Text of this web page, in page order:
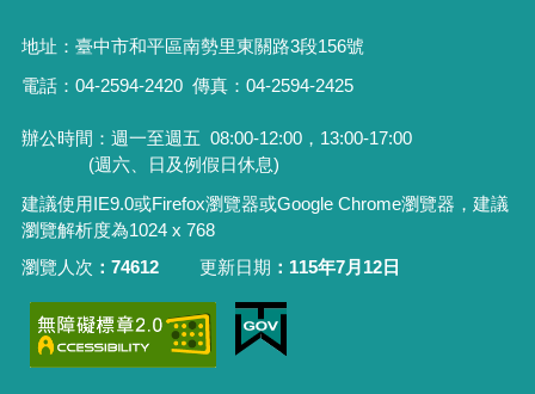
地址： 臺中市和平區南勢里東關路3段156號
電話：04-2594-2420 傳真：04-2594-2425
辦公時間：週一至週五 08:00-12:00，13:00-17:00
(週六、日及例假日休息)
建議使用IE9.0或Firefox瀏覽器或Google Chrome瀏覽器，建議
瀏覽解析度為1024 x 768
瀏覽人次
74612 更新日期 115年7月12日